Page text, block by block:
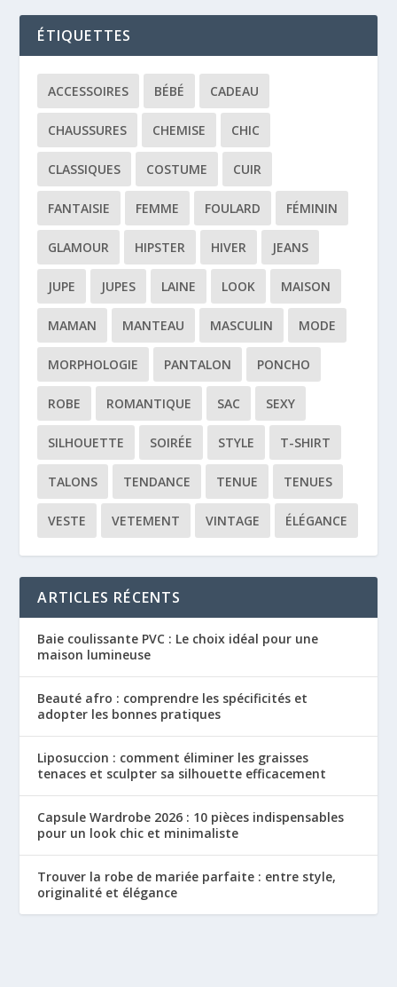
ÉTIQUETTES
ACCESSOIRES BÉBÉ CADEAU
CHAUSSURES CHEMISE CHIC
CLASSIQUES COSTUME CUIR
FANTAISIE FEMME FOULARD FÉMININ
GLAMOUR HIPSTER HIVER JEANS
JUPE JUPES LAINE LOOK MAISON
MAMAN MANTEAU MASCULIN MODE
MORPHOLOGIE PANTALON PONCHO
ROBE ROMANTIQUE SAC SEXY
SILHOUETTE SOIRÉE STYLE T-SHIRT
TALONS TENDANCE TENUE TENUES
VESTE VETEMENT VINTAGE ÉLÉGANCE
ARTICLES RÉCENTS
Baie coulissante PVC : Le choix idéal pour une
maison lumineuse
Beauté afro : comprendre les spécificités et
adopter les bonnes pratiques
Liposuccion : comment éliminer les graisses
tenaces et sculpter sa silhouette efficacement
Capsule Wardrobe 2026 : 10 pièces indispensables
pour un look chic et minimaliste
Trouver la robe de mariée parfaite : entre style,
originalité et élégance